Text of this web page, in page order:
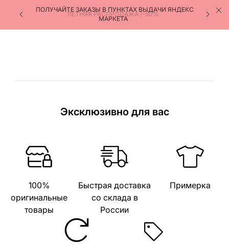
ЛЕТНЯЯ РАСПРОДАЖА |-50%
ПОЛУЧАЙТЕ ЗАКАЗЫ В ПУНКТАХ ВЫДАЧИ ЯНДЕКС
МАРКЕТА
Эксклюзивно для вас
100%
оригинальные
товары
Быстрая доставка
со склада в
России
Примерка